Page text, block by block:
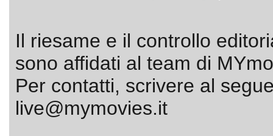
Il riesame e il controllo
sono affidati al team di
Per contatti, scrivere al
live@mymovies.it